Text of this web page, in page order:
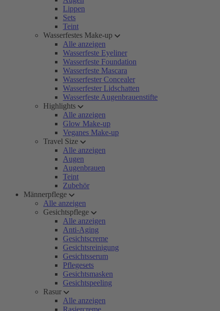
Lippen
Sets
Teint
Wasserfestes Make-up
Alle anzeigen
Wasserfeste Eyeliner
Wasserfeste Foundation
Wasserfeste Mascara
Wasserfester Concealer
Wasserfester Lidschatten
Wasserfeste Augenbrauenstifte
Highlights
Alle anzeigen
Glow Make-up
Veganes Make-up
Travel Size
Alle anzeigen
Augen
Augenbrauen
Teint
Zubehör
Männerpflege
Alle anzeigen
Gesichtspflege
Alle anzeigen
Anti-Aging
Gesichtscreme
Gesichtsreinigung
Gesichtsserum
Pflegesets
Gesichtsmasken
Gesichtspeeling
Rasur
Alle anzeigen
Rasiercreme